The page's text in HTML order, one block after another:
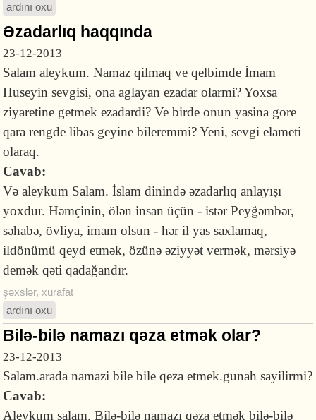
ardını oxu
Əzadarlıq haqqında
23-12-2013
Salam aleykum. Namaz qilmaq ve qelbimde İmam
Huseyin sevgisi, ona aglayan ezadar olarmi? Yoxsa
ziyaretine getmek ezadardi? Ve birde onun yasina gore
qara rengde libas geyine bileremmi? Yeni, sevgi elameti
olaraq.
Cavab:
Və aleykum Salam. İslam dinində əzadarlıq anlayışı
yoxdur. Həmçinin, ölən insan üçün - istər Peyğəmbər,
səhabə, övliya, imam olsun - hər il yas saxlamaq,
ildönümü qeyd etmək, özünə əziyyət vermək, mərsiyə
demək qəti qadağandır.
şəxslər,xurafat
ardını oxu
Bilə-bilə namazı qəza etmək olar?
23-12-2013
Salam.arada namazi bile bile qeza etmek.gunah sayilirmi?
Cavab:
Aleykum salam. Bilə-bilə namazı qəza etmək bilə-bilə